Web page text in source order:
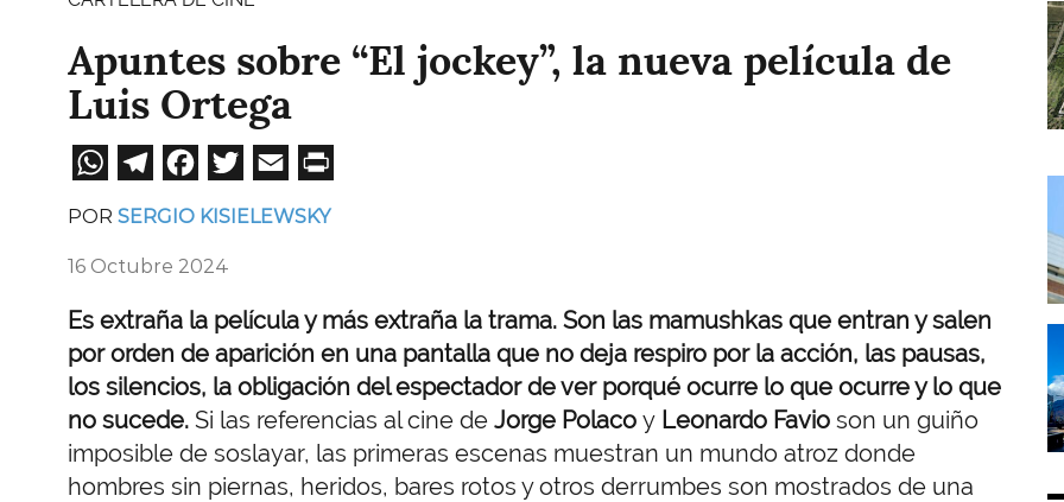
Apuntes sobre “El jockey”, la nueva película de
Luis Ortega
WhatsApp
Telegram
Facebook
Twitter
Email
POR SERGIO KISIELEWSKY
16 Octubre 2024
Es extraña la película y más extraña la trama. Son las mamushkas que entran y salen
por orden de aparición en una pantalla que no deja respiro por la acción, las pausas,
los silencios, la obligación del espectador de ver porqué ocurre lo que ocurre y lo que
no sucede. Si las referencias al cine de Jorge Polaco y Leonardo Favio son un guiño
imposible de soslayar, las primeras escenas muestran un mundo atroz donde
hombres sin piernas, heridos, bares rotos y otros derrumbes son mostrados de una